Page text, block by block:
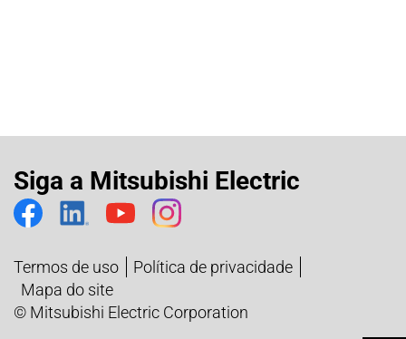
Siga a Mitsubishi Electric
© Mitsubishi Electric Corporation
Termos de uso
Política de privacidade
Mapa do site